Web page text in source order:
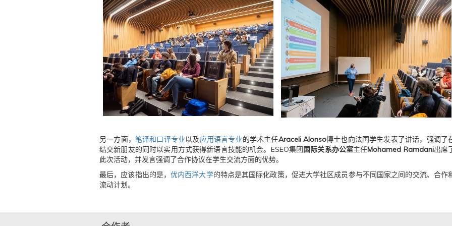
另一方面， 笔译和口译专业以及应用语言专业的学术主任Araceli Alonso博士也向法国学生发表了讲话，强调了
结交新朋友的同时以实用方式获得新语言技能的机会。ESEO集团国际关系办公室主任Mohamed Ramdani出席
此次活动，并发言强调了合作协议在学生交流方面的优势。
最后，应该指出的是，优内西洋大学的特点是其国际化政策，促进大学社区成员参与不同国家之间的交流、合作
流动计划。